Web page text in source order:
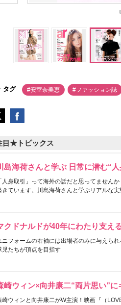
タグ #安室奈美恵 #ファッション誌
目★トピックス
島海荷さんと学ぶ 日常に潜む“
「人身取引」って海外の話だと思ってません
きています。川島海荷さんと学ぶリアルな実
クドナルドが40年にわたり支え
ニフォームの右袖には出場者のみに与えら
児たちが頂点を目指す
崎ウィン×向井康二“両片思い”に
崎ウィンと向井康二がW主演！映画『（